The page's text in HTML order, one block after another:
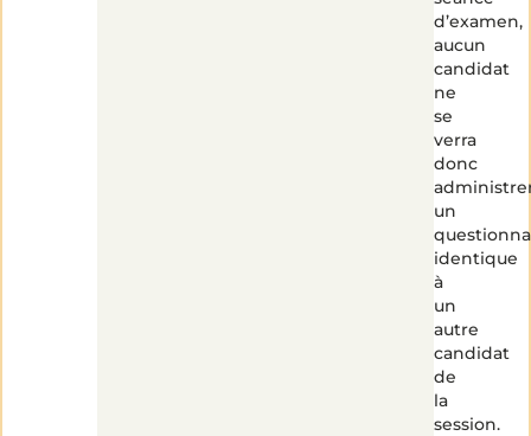
d’examen,
aucun
candidat
ne
se
verra
donc
un
identique
à
un
autre
candidat
de
la
session.